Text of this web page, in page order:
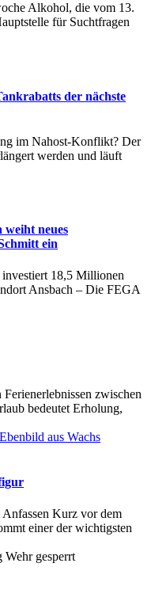
Alkohol, die vom 13.
für Suchtfragen
der nächste
im Nahost-Konflikt? Der
werden und läuft
neues
ein
18,5 Millionen
Ansbach – Die FEGA
zwischen
bedeutet Erholung,
Kurz vor dem
einer der wichtigsten